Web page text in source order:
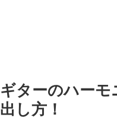
ギターのハー
出し方！